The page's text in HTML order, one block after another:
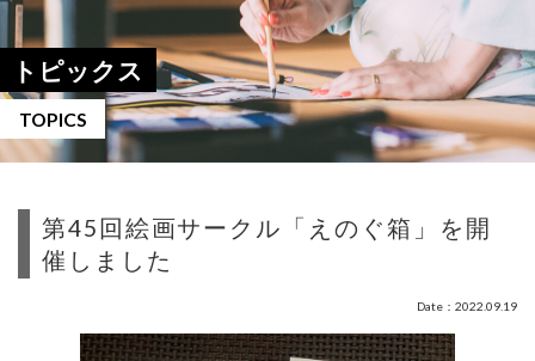
トピックス
TOPICS
第45回絵画サークル「えのぐ箱」を開
催しました
Date：2022.09.19